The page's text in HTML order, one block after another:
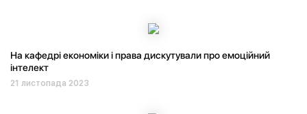
На кафедрі економіки і права дискутували про емоційний
інтелект
21 листопада 2023